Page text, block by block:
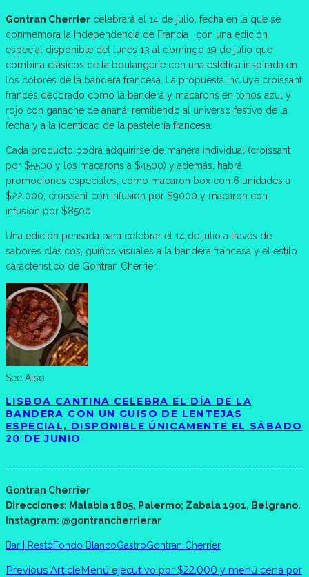
Gontran Cherrier celebrará el 14 de julio, fecha en la que se
conmemora la Independencia de Francia , con una edición
especial disponible del lunes 13 al domingo 19 de julio que
combina clásicos de la boulangerie con una estética inspirada en
los colores de la bandera francesa. La propuesta incluye croissant
francés decorado como la bandera y macarons en tonos azul y
rojo con ganache de ananá; remitiendo al universo festivo de la
fecha y a la identidad de la pastelería francesa.
Cada producto podrá adquirirse de manera individual (croissant
por $5500 y los macarons a $4500) y además, habrá
promociones especiales, como macaron box con 6 unidades a
$22.000; croissant con infusión por $9000 y macaron con
infusión por $8500.
Una edición pensada para celebrar el 14 de julio a través de
sabores clásicos, guiños visuales a la bandera francesa y el estilo
característico de Gontran Cherrier.
See Also
LISBOA CANTINA CELEBRA EL DÍA DE LA
BANDERA CON UN GUISO DE LENTEJAS
ESPECIAL, DISPONIBLE ÚNICAMENTE EL SÁBADO
20 DE JUNIO
Gontran Cherrier
Direcciones: Malabia 1805, Palermo; Zabala 1901, Belgrano.
Instagram: @gontrancherrierar
Bar | RestóFondo BlancoGastroGontran Cherrier
Previous ArticleMenú ejecutivo por $22.000 y menú cena por